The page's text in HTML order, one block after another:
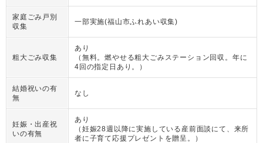
家庭ごみ戸別
収集
一部実施(福山市ふれあい収集)
粗大ごみ収集
あり
（ 無料。燃やせる粗大ごみステーション回収。年に
4回の指定日あり。
）
結婚祝いの有
無
なし
妊娠・出産祝
いの有無
あり
（ 妊娠28週以降に実施している産前面談にて、来所
者に子育て応援プレゼントを贈呈。
）